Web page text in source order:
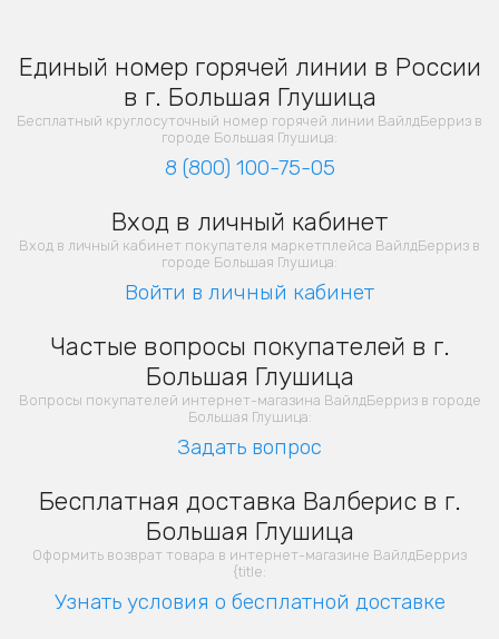
Единый номер горячей линии в России
в г. Большая Глушица
Бесплатный круглосуточный номер горячей линии ВайлдБерриз в
городе Большая Глушица:
8 (800) 100-75-05
Вход в личный кабинет
Вход в личный кабинет покупателя маркетплейса ВайлдБерриз в
городе Большая Глушица:
Войти в личный кабинет
Частые вопросы покупателей в г.
Большая Глушица
Вопросы покупателей интернет-магазина ВайлдБерриз в городе
Большая Глушица:
Задать вопрос
Бесплатная доставка Валберис в г.
Большая Глушица
Оформить возврат товара в интернет-магазине ВайлдБерриз
{title:
Узнать условия о бесплатной доставке